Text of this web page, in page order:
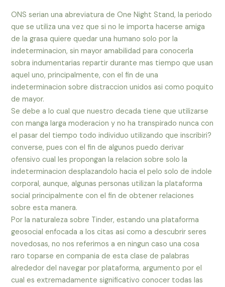
ONS serian una abreviatura de One Night Stand, la periodo
que se utiliza una vez que si no le importa hacerse amiga
de la grasa quiere quedar una humano solo por la
indeterminacion, sin mayor amabilidad para conocerla
sobra indumentarias repartir durante mas tiempo que usan
aquel uno, principalmente, con el fin de una
indeterminacion sobre distraccion unidos asi­ como poquito
de mayor.
Se debe a lo cual que nuestro decada tiene que utilizarse
con manga larga moderacion y no ha transpirado nunca con
el pasar del tiempo todo individuo utilizando que inscribiri?
converse, pues con el fin de algunos puedo derivar
ofensivo cual les propongan la relacion sobre solo la
indeterminacion desplazandolo hacia el pelo solo de indole
corporal, aunque, algunas personas utilizan la plataforma
social principalmente con el fin de obtener relaciones
sobre esta manera.
Por la naturaleza sobre Tinder, estando una plataforma
geosocial enfocada a los citas asi­ como a descubrir seres
novedosas, no nos referimos a en ningun caso una cosa
raro toparse en compania de esta clase de palabras
alrededor del navegar por plataforma, argumento por el
cual es extremadamente significativo conocer todas las